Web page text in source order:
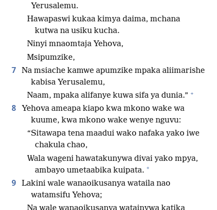
Yerusalemu.
Hawapaswi kukaa kimya daima, mchana
kutwa na usiku kucha.
Ninyi mnaomtaja Yehova,
Msipumzike,
7
Na msiache kamwe apumzike mpaka aliimarishe
kabisa Yerusalemu,
Naam, mpaka alifanye kuwa sifa ya dunia.” +
8
Yehova ameapa kiapo kwa mkono wake wa
kuume, kwa mkono wake wenye nguvu:
“Sitawapa tena maadui wako nafaka yako iwe
chakula chao,
Wala wageni hawatakunywa divai yako mpya,
ambayo umetaabika kuipata. +
9
Lakini wale wanaoikusanya wataila nao
watamsifu Yehova;